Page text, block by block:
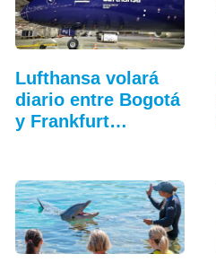
Lufthansa volará
diario entre Bogotá
y Frankfurt…